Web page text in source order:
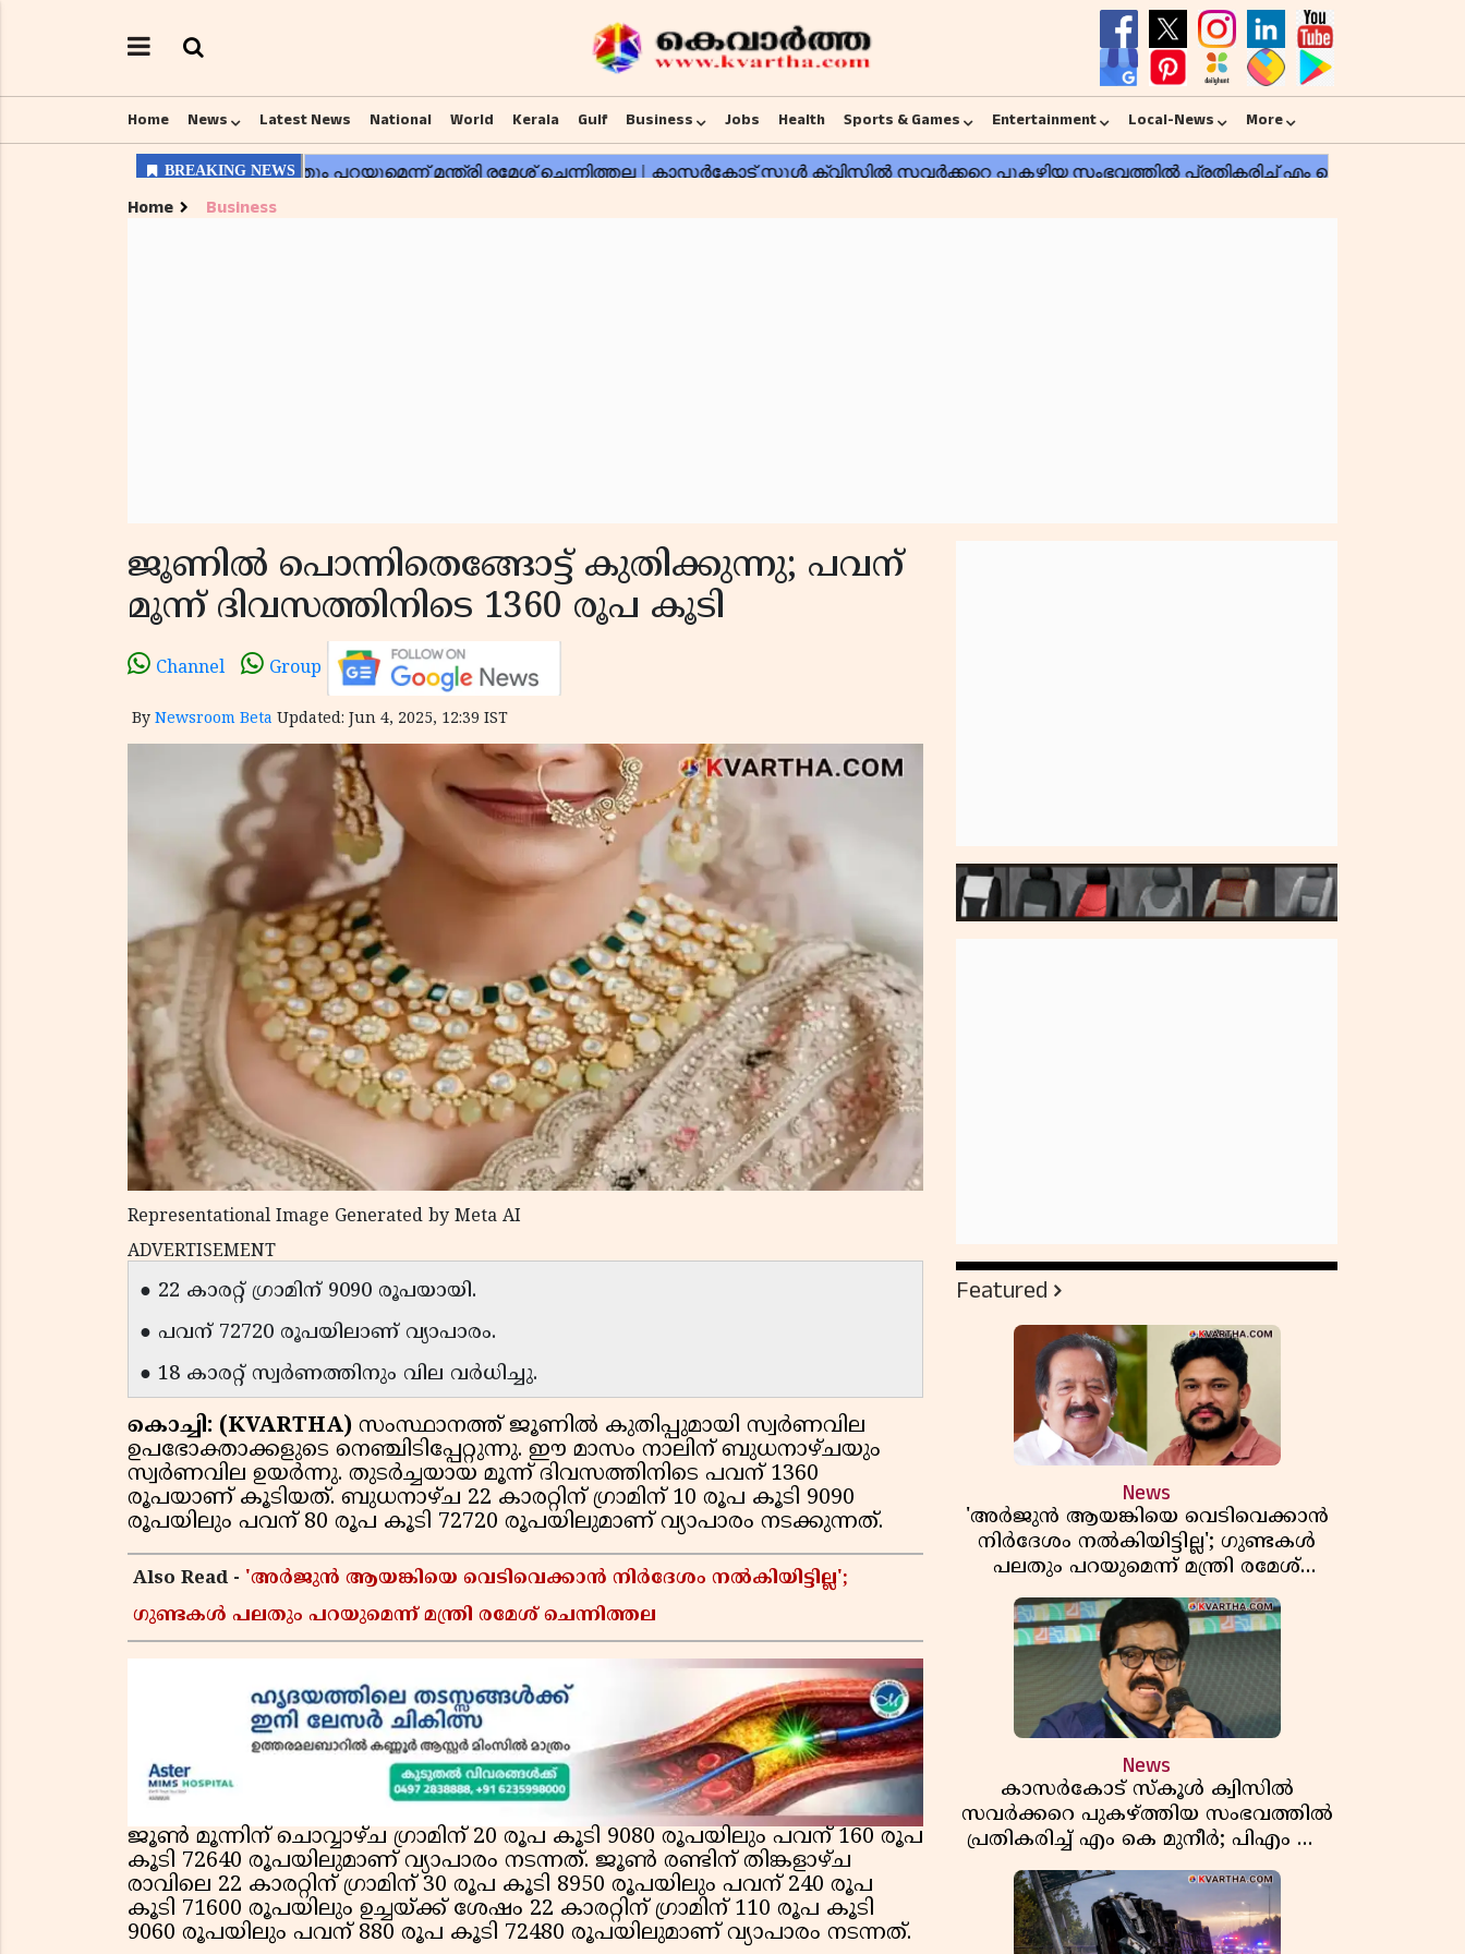
Home News Latest News National World Kerala Gulf Business Jobs Health Sports & Games Entertainment Local-News More
Home Business
ജൂണില്‍ പൊന്നിതെങ്ങോട്ട് കുതിക്കുന്നു; പവന്
മൂന്ന് ദിവസത്തിനിടെ 1360 രൂപ കൂടി
Channel Group
By Newsroom Beta Updated: Jun 4, 2025, 12:39 IST
Representational Image Generated by Meta AI
ADVERTISEMENT
● 22 കാരറ്റ് ഗ്രാമിന് 9090 രൂപയായി.
● പവന് 72720 രൂപയിലാണ് വ്യാപാരം.
● 18 കാരറ്റ് സ്വർണത്തിനും വില വർധിച്ചു.
കൊച്ചി: (KVARTHA) സംസ്ഥാനത്ത് ജൂണില്‍ കുതിപ്പുമായി സ്വര്‍ണവില
ഉപഭോക്താക്കളുടെ നെഞ്ചിടിപ്പേറ്റുന്നു. ഈ മാസം നാലിന് ബുധനാഴ്ചയും
സ്വര്‍ണവില ഉയര്‍ന്നു. തുടര്‍ച്ചയായ മൂന്ന് ദിവസത്തിനിടെ പവന് 1360
രൂപയാണ് കൂടിയത്. ബുധനാഴ്ച 22 കാരറ്റിന് ഗ്രാമിന് 10 രൂപ കൂടി 9090
രൂപയിലും പവന് 80 രൂപ കൂടി 72720 രൂപയിലുമാണ് വ്യാപാരം നടക്കുന്നത്.
Also Read - 'അർജുൻ ആയങ്കിയെ വെടിവെക്കാൻ നിർദേശം നൽകിയിട്ടില്ല';
ഗുണ്ടകൾ പലതും പറയുമെന്ന് മന്ത്രി രമേശ് ചെന്നിത്തല
ജൂണ്‍ മൂന്നിന് ചൊവ്വാഴ്ച ഗ്രാമിന് 20 രൂപ കൂടി 9080 രൂപയിലും പവന് 160 രൂപ
കൂടി 72640 രൂപയിലുമാണ് വ്യാപാരം നടന്നത്. ജൂണ്‍ രണ്ടിന് തിങ്കളാഴ്ച
രാവിലെ 22 കാരറ്റിന് ഗ്രാമിന് 30 രൂപ കൂടി 8950 രൂപയിലും പവന് 240 രൂപ
കൂടി 71600 രൂപയിലും ഉച്ചയ്ക്ക് ശേഷം 22 കാരറ്റിന് ഗ്രാമിന് 110 രൂപ കൂടി
9060 രൂപയിലും പവന് 880 രൂപ കൂടി 72480 രൂപയിലുമാണ് വ്യാപാരം നടന്നത്.
Featured
News
'അർജുൻ ആയങ്കിയെ വെടിവെക്കാൻ
നിർദേശം നൽകിയിട്ടില്ല'; ഗുണ്ടകൾ
പലതും പറയുമെന്ന് മന്ത്രി രമേശ്
ചെന്നിത്തല
News
കാസർകോട് സ്കൂൾ ക്വിസിൽ
സവർക്കറെ പുകഴ്ത്തിയ സംഭവത്തിൽ
പ്രതികരിച്ച് എം കെ മുനീർ; പിഎം ശ്രീ
പദ്ധതിയിലും പ്രതികരണം